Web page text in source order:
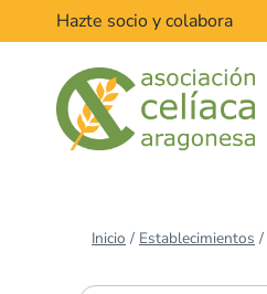
al
Hazte socio y colabora
Inicio / Establecimientos /